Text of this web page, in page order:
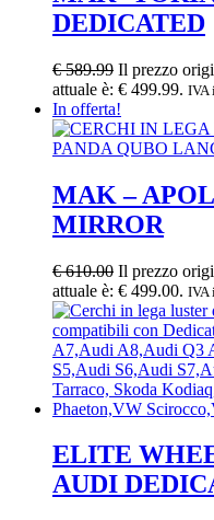
DEDICATED
€589.99 Il prezzo
attuale è: € 499.99. IVA
In offerta!
MAK –
MIRROR
€610.00 Il prezzo
attuale è: € 499.00. IVA
ELITE
AUDI